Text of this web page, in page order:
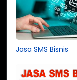
Jasa SMS Bisnis